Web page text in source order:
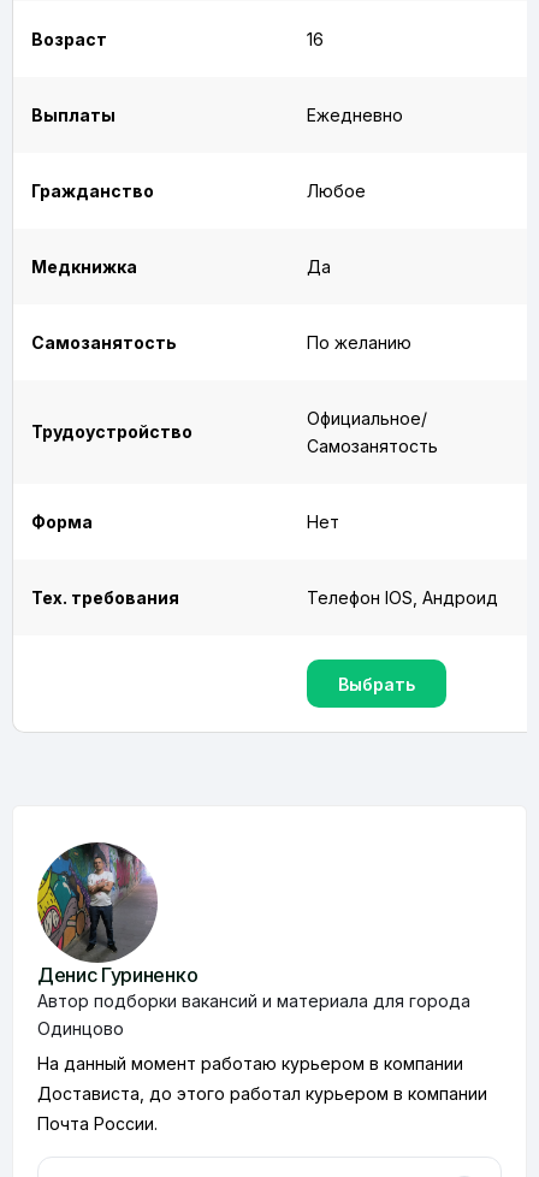
Возраст 16
Выплаты Ежедневно
Гражданство Любое
Медкнижка Да
Самозанятость По желанию
Трудоустройство
Официальное/
Самозанятость
Форма Нет
Тех. требования Телефон IOS, Андроид
Выбрать
Денис Гуриненко
Автор подборки вакансий и материала для города
Одинцово
На данный момент работаю курьером в компании
Достависта, до этого работал курьером в компании
Почта России.